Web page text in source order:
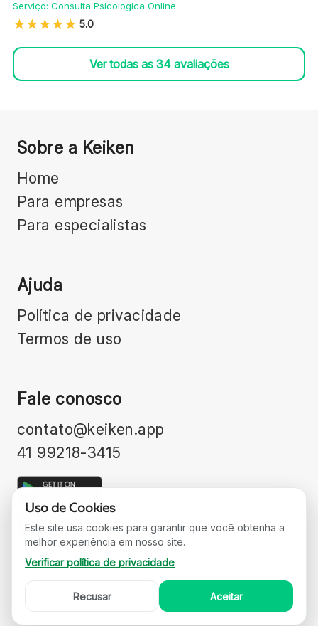
Serviço: Consulta Psicologica Online
5.0
Ver todas as 34avaliações
Sobre a Keiken
Home
Para empresas
Para especialistas
Ajuda
Política de privacidade
Termos de uso
Fale conosco
contato@keiken.app
41 99218-3415
Keiken.app • Política de privacidade • Termos de
uso
Uso de Cookies
Este site usa cookies para garantir que você obtenha a
melhor experiência em nosso site.
Verificar política de privacidade
Recusar Aceitar